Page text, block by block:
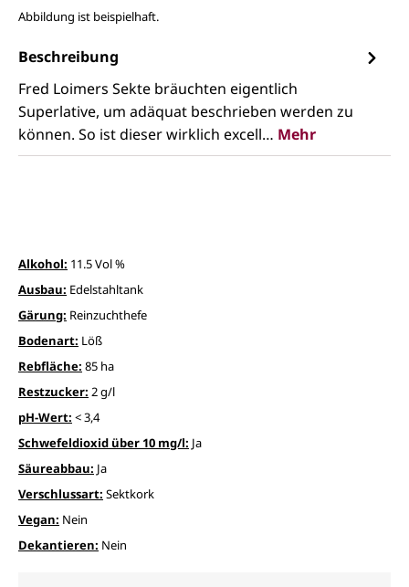
Abbildung ist beispielhaft.
Beschreibung
Fred Loimers Sekte bräuchten eigentlich
Superlative, um adäquat beschrieben werden zu
können. So ist dieser wirklich excell… Mehr
Alkohol: 11.5 Vol %
Ausbau: Edelstahltank
Gärung: Reinzuchthefe
Bodenart: Löß
Rebfläche: 85 ha
Restzucker: 2 g/l
pH-Wert: < 3,4
Schwefeldioxid über 10 mg/l: Ja
Säureabbau: Ja
Verschlussart: Sektkork
Vegan: Nein
Dekantieren: Nein